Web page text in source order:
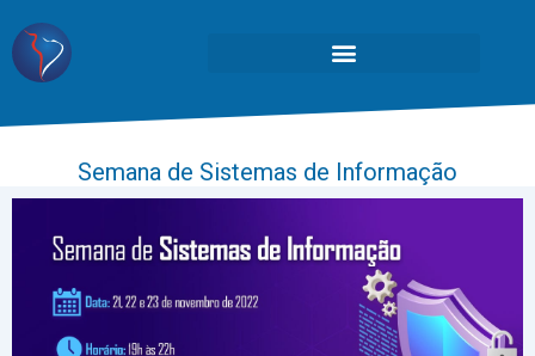
Semana de Sistemas de Informação